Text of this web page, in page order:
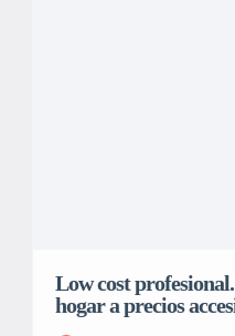
Low cost
hogar a precios